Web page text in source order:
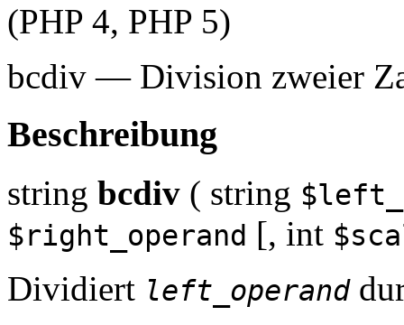
(PHP 4, PHP 5)
bcdiv — Division zweier
Beschreibung
string bcdiv ( string
$right_operand [, int
Dividiert left_operand